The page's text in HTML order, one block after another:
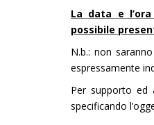
La data e
possibile
N.b.: non
espressamente
Per supporto ed
specificando